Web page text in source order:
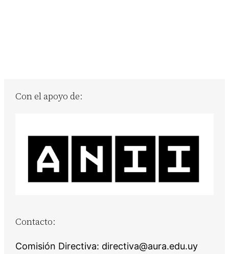
Con el apoyo de:
Contacto:
Comisión Directiva: directiva@aura.edu.uy